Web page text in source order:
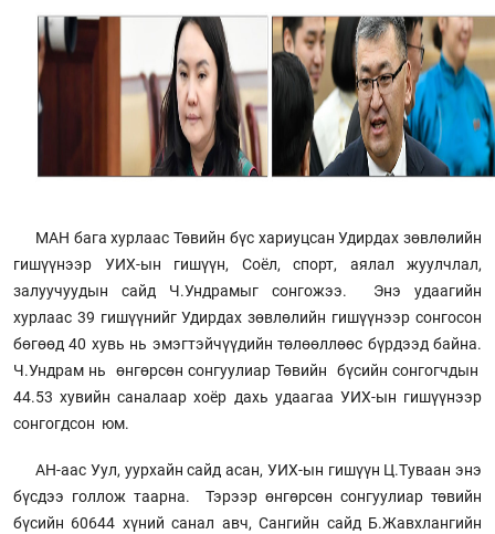
МАН бага хурлаас Төвийн бүс хариуцсан Удирдах зөвлөлийн
гишүүнээр УИХ-ын гишүүн, Соёл, спорт, аялал жуулчлал,
залуучуудын сайд Ч.Ундрамыг сонгожээ. Энэ удаагийн
хурлаас 39 гишүүнийг Удирдах зөвлөлийн гишүүнээр сонгосон
бөгөөд 40 хувь нь эмэгтэйчүүдийн төлөөллөөс бүрдээд байна.
Ч.Ундрам нь өнгөрсөн сонгуулиар Төвийн бүсийн сонгогчдын
44.53 хувийн саналаар хоёр дахь удаагаа УИХ-ын гишүүнээр
сонгогдсон юм.
АН-аас Уул, уурхайн сайд асан, УИХ-ын гишүүн Ц.Туваан энэ
бүсдээ голлож таарна. Тэрээр өнгөрсөн сонгуулиар төвийн
бүсийн 60644 хүний санал авч, Сангийн сайд Б.Жавхлангийн